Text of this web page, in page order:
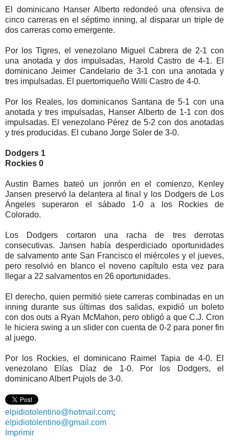
El dominicano Hanser Alberto redondeó una ofensiva de
cinco carreras en el séptimo inning, al disparar un triple de
dos carreras como emergente.
Por los Tigres, el venezolano Miguel Cabrera de 2-1 con
una anotada y dos impulsadas, Harold Castro de 4-1. El
dominicano Jeimer Candelario de 3-1 con una anotada y
tres impulsadas. El puertorriqueño Willi Castro de 4-0.
Por los Reales, los dominicanos Santana de 5-1 con una
anotada y tres impulsadas, Hanser Alberto de 1-1 con dos
impulsadas. El venezolano Pérez de 5-2 con dos anotadas
y tres producidas. El cubano Jorge Soler de 3-0.
Dodgers 1
Rockies 0
Austin Barnes bateó un jonrón en el comienzo, Kenley
Jansen preservó la delantera al final y los Dodgers de Los
Ángeles superaron el sábado 1-0 a los Rockies de
Colorado.
Los Dodgers cortaron una racha de tres derrotas
consecutivas. Jansen había desperdiciado oportunidades
de salvamento ante San Francisco el miércoles y el jueves,
pero resolvió en blanco el noveno capítulo esta vez para
llegar a 22 salvamentos en 26 oportunidades.
El derecho, quien permitió siete carreras combinadas en un
inning durante sus últimas dos salidas, expidió un boleto
con dos outs a Ryan McMahon, pero obligó a que C.J. Cron
le hiciera swing a un slider con cuenta de 0-2 para poner fin
al juego.
Por los Rockies, el dominicano Raimel Tapia de 4-0. El
venezolano Elías Díaz de 1-0. Por los Dodgers, el
dominicano Albert Pujols de 3-0.
elpidiotolentino@hotmail.com;
elpidiotolentino@gmail.com
Imprimir